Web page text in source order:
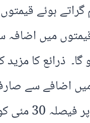
ہوئے
بجلی کی
اطلاق جون ، جولائی اور
کہ نیپرا نے